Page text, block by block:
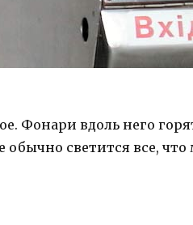
Фонари вдоль него
светится все,